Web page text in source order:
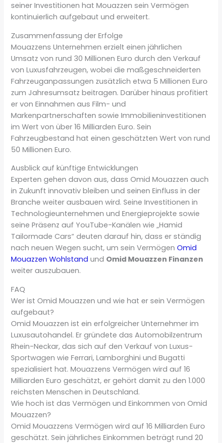
seiner Investitionen hat Mouazzen sein Vermögen
kontinuierlich aufgebaut und erweitert.
Zusammenfassung der Erfolge
Mouazzens Unternehmen erzielt einen jährlichen
Umsatz von rund 30 Millionen Euro durch den Verkauf
von Luxusfahrzeugen, wobei die maßgeschneiderten
Fahrzeuganpassungen zusätzlich etwa 5 Millionen Euro
zum Jahresumsatz beitragen. Darüber hinaus profitiert
er von Einnahmen aus Film- und
Markenpartnerschaften sowie Immobilieninvestitionen
im Wert von über 16 Milliarden Euro. Sein
Fahrzeugbestand hat einen geschätzten Wert von rund
50 Millionen Euro.
Ausblick auf künftige Entwicklungen
Experten gehen davon aus, dass Omid Mouazzen auch
in Zukunft innovativ bleiben und seinen Einfluss in der
Branche weiter ausbauen wird. Seine Investitionen in
Technologieunternehmen und Energieprojekte sowie
seine Präsenz auf YouTube-Kanälen wie „Hamid
Tailormade Cars“ deuten darauf hin, dass er ständig
nach neuen Wegen sucht, um sein VermögenOmid
Mouazzen Wohlstand und Omid Mouazzen Finanzen
weiter auszubauen.
FAQ
Wer ist Omid Mouazzen und wie hat er sein Vermögen
aufgebaut?
Omid Mouazzen ist ein erfolgreicher Unternehmer im
Luxusautohandel. Er gründete das Automobilzentrum
Rhein-Neckar, das sich auf den Verkauf von Luxus-
Sportwagen wie Ferrari, Lamborghini und Bugatti
spezialisiert hat. Mouazzens Vermögen wird auf 16
Milliarden Euro geschätzt, er gehört damit zu den 1.000
reichsten Menschen in Deutschland.
Wie hoch ist das Vermögen und Einkommen von Omid
Mouazzen?
Omid Mouazzens Vermögen wird auf 16 Milliarden Euro
geschätzt. Sein jährliches Einkommen beträgt rund 20